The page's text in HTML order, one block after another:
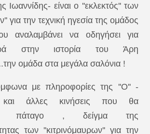
Ιωαννίδης- είναι ο ''εκλεκτός'' των
για την τεχνική ηγεσία της ομάδος
αναλαμβάνει να οδηγήσει για
στην ιστορία του Άρη
ομάδα στα μεγάλα σαλόνια !
με πληροφορίες της ''Ο'' -
και άλλες κινήσεις που θα
πάταγο , δείγμα της
των ''κιτρινόμαυρων'' για την